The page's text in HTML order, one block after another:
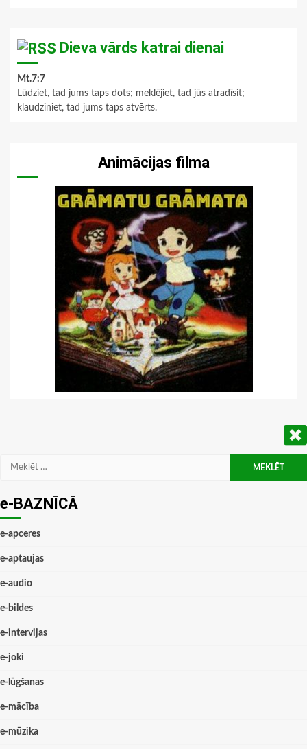
Dieva vārds katrai dienai
Mt.7:7
Lūdziet, tad jums taps dots; meklējiet, tad jūs atradīsit;
klaudziniet, tad jums taps atvērts.
Animācijas filma
Meklēt:
e-BAZNĪCĀ
e-apceres
e-aptaujas
e-audio
e-bildes
e-intervijas
e-joki
e-lūgšanas
e-mācība
e-mūzika